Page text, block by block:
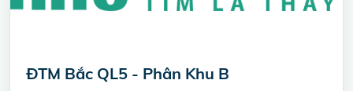
ĐTM Bắc QL5 - Phân Khu B